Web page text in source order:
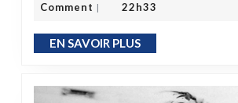
Comment | 22h33
EN SAVOIR PLUSEN SAVOIR PLUS